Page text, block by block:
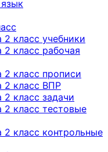
класс учебники
2 класс рабочая
2 класс прописи
2 класс ВПР
класс задачи
2 класс тестовые
2 класс контрольные